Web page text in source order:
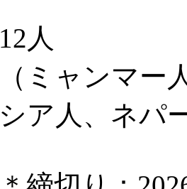
12人
（ミャンマ
シア人、ネパ